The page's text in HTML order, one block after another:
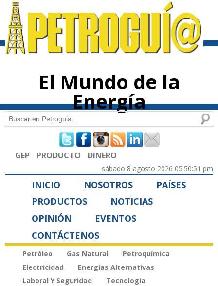
contenido
El Mundo de la
Energía
Formulario de búsqueda
Buscar
GEP PRODUCTO DINERO
sábado 8 agosto 2026 05:50:51 pm
INICIO NOSOTROS
PAÍSES
PRODUCTOS
NOTICIAS
OPINIÓN
EVENTOS
CONTÁCTENOS
Petróleo Gas Natural
Petroquímica
Electricidad
Energías Alternativas
Laboral Y Seguridad
Tecnología